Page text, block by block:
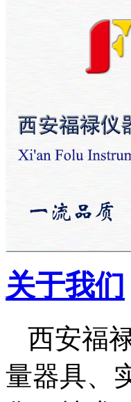
关于我们
西安福
量器具、